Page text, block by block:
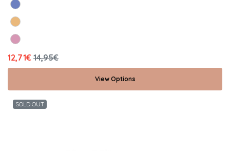
12,71€ 14,95€
View Options
SOLD OUT